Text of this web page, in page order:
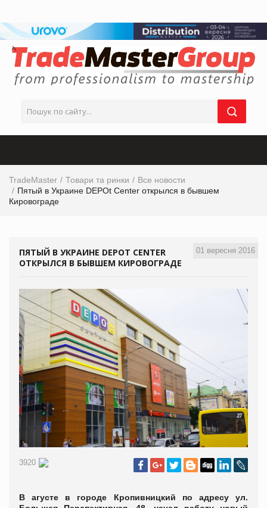
TradeMaster Товари та ринки
Все новости
Пятый в Украине DEPOt Center открылся в бывшем
Кировограде
01 вересня 2016
ПЯТЫЙ В УКРАИНЕ DEPOT CENTER
ОТКРЫЛСЯ В БЫВШЕМ КИРОВОГРАДЕ
3920
В агусте в городе Кропивницкий по адресу ул.